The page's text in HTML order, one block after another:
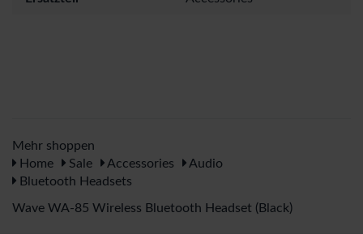
Mehr shoppen
Home
Sale Accessories
Audio
Bluetooth Headsets
Wave WA-85 Wireless Bluetooth Headset (Black)